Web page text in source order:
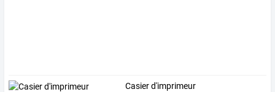
Casier d'imprimeur